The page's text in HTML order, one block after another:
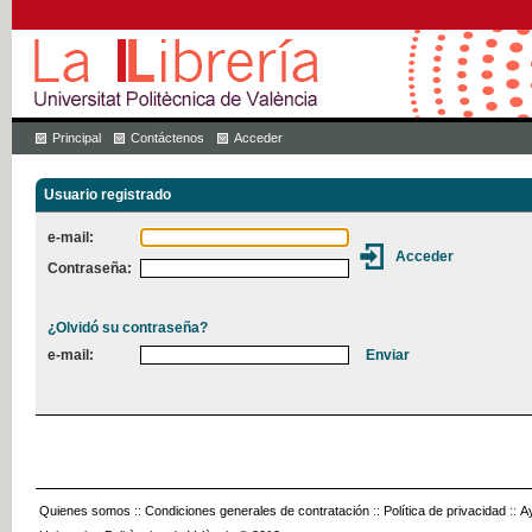
Principal Contáctenos Acceder
Usuario registrado
e-mail:
Contraseña:
¿Olvidó su contraseña?
e-mail:
Quienes somos :: Condiciones generales de contratación :: Política de privacidad ::